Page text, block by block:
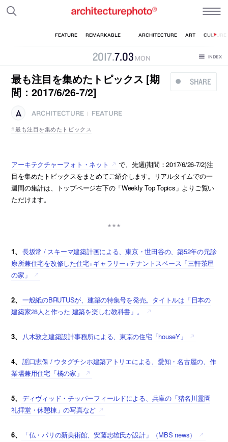
2017.7.03 MON
SHARE
最も注目を集めたトピックス [期
間：2017/6/26-7/2]
ARCHITECTURE
FEATURE
最も注目を集めたトピックス
アーキテクチャーフォト・ネット
で、先週(期間：2017/6/26-7/2)注
目を集めたトピックスをまとめてご紹介します。リアルタイムでの一
週間の集計は、トップページ右下の「Weekly Top Topics」よりご覧い
ただけます。
1、 長坂常 / スキーマ建築計画による、東京・世田谷の、築52年の元診
療所兼住宅を改修した住宅+ギャラリー+テナントスペース「三軒茶屋
の家」
2、 一般紙のBRUTUSが、建築の特集号を発売。タイトルは「日本の
建築家28人と作った 建築を楽しむ教科書」。
3、 八木敦之建築設計事務所による、東京の住宅「houseY」
4、 謡口志保 / ウタグチシホ建築アトリエによる、愛知・名古屋の、作
業場兼用住宅「橘の家」
5、 ディヴィッド・チッパーフィールドによる、兵庫の「猪名川霊園
礼拝堂・休憩棟」の写真など
6、 「仏・パリの新美術館、安藤忠雄氏が設計」（MBS news）